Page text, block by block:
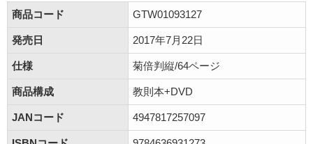
商品コード
GTW01093127
発売日 2017年7月22日
仕様 菊倍判縦/64ページ
商品構成 教則本+DVD
JANコード 4947817257097